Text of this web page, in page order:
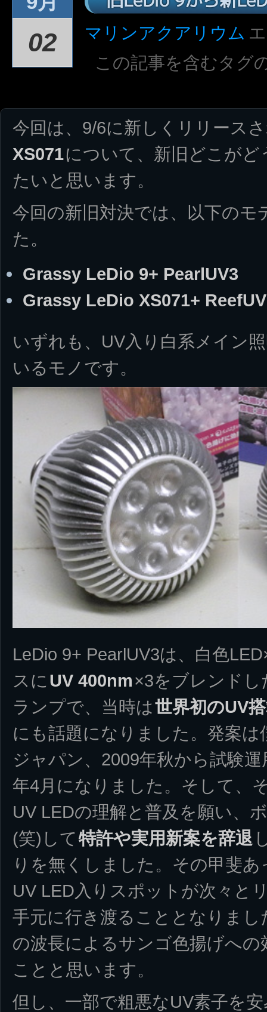
02 マリンアクアリウム
この記事を含むタグ
今回は、9/6に新しくリリース
XS071について、新旧どこが
たいと思います。
今回の新旧対決では、以下のモ
た。
Grassy LeDio 9+ PearlUV3
Grassy LeDio XS071+ ReefUV
いずれも、UV入り白系メイン
いるモノです。
LeDio 9+ PearlUV3は、白色
スに UV 400nm×3をブレンド
ランプで、当時は世界初のUV
にも話題になりました。発案
ジャパン、2009年秋から試験
年4月になりました。そして、
UV LEDの理解と普及を願い、
(笑)して特許や実用新案を辞退
りを無くしました。その甲斐
UV LED入りスポットが次々と
手元に行き渡ることとなりまし
の波長によるサンゴ色揚げへ
ことと思います。
但し、一部で粗悪なUV素子を